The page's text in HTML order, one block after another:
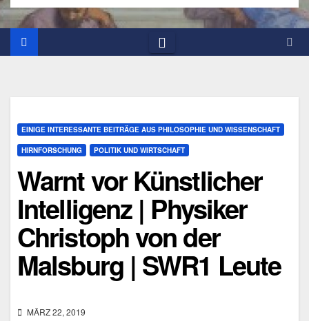
EINIGE INTERESSANTE BEITRÄGE AUS PHILOSOPHIE UND WISSENSCHAFT
HIRNFORSCHUNG POLITIK UND WIRTSCHAFT
Warnt vor Künstlicher
Intelligenz | Physiker
Christoph von der
Malsburg | SWR1 Leute
MÄRZ 22, 2019